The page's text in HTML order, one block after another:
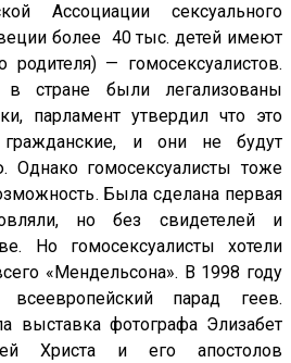
Ассоциации сексуального
более 40 тыс. детей имеют
родителя) — гомосексуалистов.
стране были легализованы
парламент утвердил что это
гражданские, и они не будут
Однако гомосексуалисты тоже
Была сделана первая
но без свидетелей и
Но гомосексуалисты хотели
«Мендельсона». В 1998 году
парад геев.
выставка фотографа Элизабет
Христа и его апостолов